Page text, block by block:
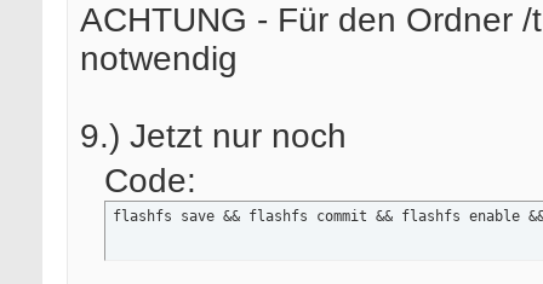
ACHTUNG - Für den Ordner
notwendig
9.) Jetzt nur noch
Code:
flashfs save && flashfs commit && flashfs enable